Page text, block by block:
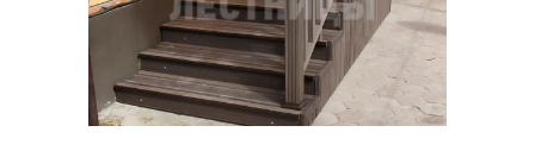
Крыльцо с навесом Крыльца из бревен